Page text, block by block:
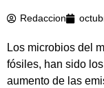
Redaccion
Los microbios del
fósiles, han sido
aumento de las